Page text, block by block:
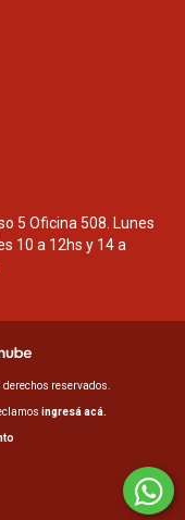
5 Oficina 508. Lunes
10 a 12hs y 14 a
derechos reservados.
ingresá acá.